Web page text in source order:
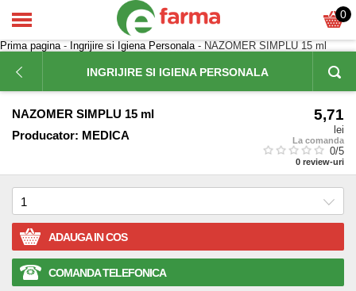
0
Prima pagina- Ingrijire si Igiena Personala- NAZOMER SIMPLU 15 ml
INGRIJIRE SI IGIENA PERSONALA
NAZOMER SIMPLU 15 ml
Producator: MEDICA
5,71
lei
La comanda
0/5
0 review-uri
ADAUGA IN COS
COMANDA TELEFONICA